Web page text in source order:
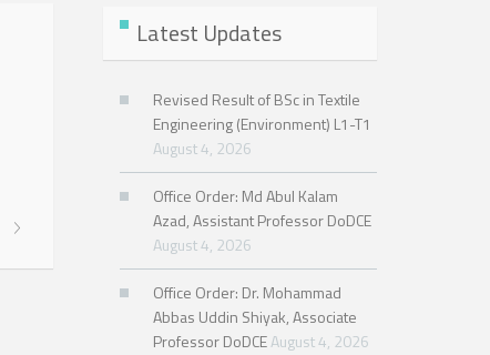
Latest Updates
Revised Result of BSc in Textile
Engineering (Environment) L1-T1
August 4, 2026
Office Order: Md Abul Kalam
Azad, Assistant Professor DoDCE
August 4, 2026
Office Order: Dr. Mohammad
Abbas Uddin Shiyak, Associate
Professor DoDCEAugust 4, 2026